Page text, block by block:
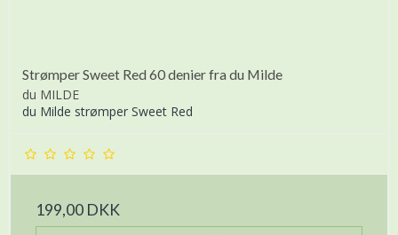
Strømper Sweet Red 60 denier fra du Milde
du MILDE
du Milde strømper Sweet Red
199,00 DKK